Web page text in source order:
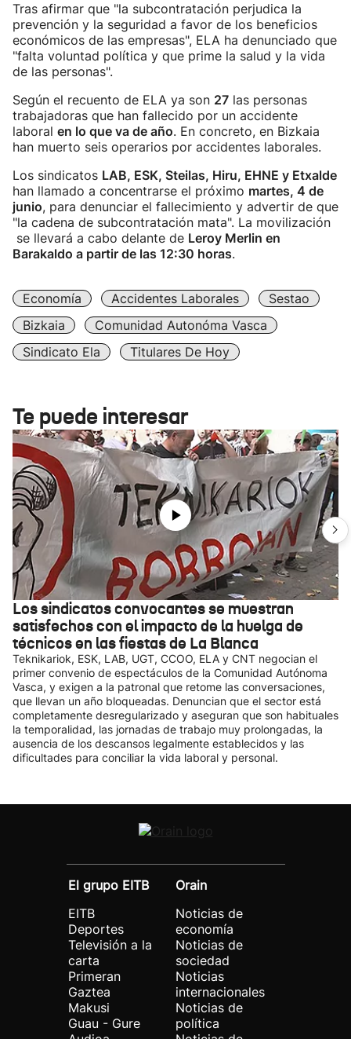
Tras afirmar que "la subcontratación perjudica la
prevención y la seguridad a favor de los beneficios
económicos de las empresas", ELA ha denunciado que
"falta voluntad política y que prime la salud y la vida
de las personas".
Según el recuento de ELA ya son 27 las personas
trabajadoras que han fallecido por un accidente
laboral en lo que va de año. En concreto, en Bizkaia
han muerto seis operarios por accidentes laborales.
Los sindicatos LAB, ESK, Steilas, Hiru, EHNE y Etxalde
han llamado a concentrarse el próximo martes, 4 de
junio, para denunciar el fallecimiento y advertir de que
"la cadena de subcontratación mata". La movilización
se llevará a cabo delante de Leroy Merlin en
Barakaldo a partir de las 12:30 horas.
Economía Accidentes Laborales
Sestao
Bizkaia
Comunidad Autonóma Vasca
Sindicato Ela
Titulares De Hoy
Te puede interesar
Los sindicatos convocantes se muestran
satisfechos con el impacto de la huelga de
técnicos en las fiestas de La Blanca
Teknikariok, ESK, LAB, UGT, CCOO, ELA y CNT negocian el
primer convenio de espectáculos de la Comunidad Autónoma
Vasca, y exigen a la patronal que retome las conversaciones,
que llevan un año bloqueadas. Denuncian que el sector está
completamente desregularizado y aseguran que son habituales
la temporalidad, las jornadas de trabajo muy prolongadas, la
ausencia de los descansos legalmente establecidos y las
dificultades para conciliar la vida laboral y personal.
El grupo EITB
EITB
Deportes
Televisión a la
carta
Primeran
Gaztea
Makusi
Guau - Gure
Orain
Noticias de
economía
Noticias de
sociedad
Noticias
internacionales
Noticias de
política